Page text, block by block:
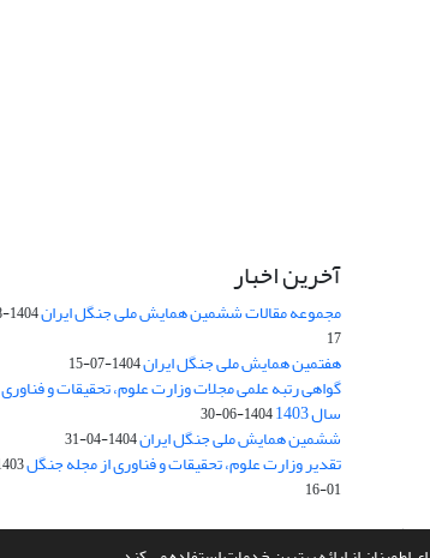
آخرین اخبار
مجموعه مقالات ششمین همایش ملی جنگل ایران
17
هفتمین همایش ملی جنگل ایران1404-07-15
گواهی رتبه علمی مجلات وزارت علوم، تحقیقات و فناوری
سال 1403 1404-06-30
ششمین همایش ملی جنگل ایران1404-04-31
تقدیر وزارت علوم، تحقیقات و فناوری از مجله جنگل
01-16
طراحی و پیاده سازی ازسیناوب